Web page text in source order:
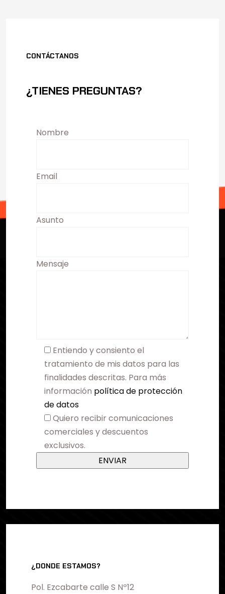
CONTÁCTANOS
¿TIENES PREGUNTAS?
Nombre
Email
Asunto
Mensaje
Entiendo y consiento el
tratamiento de mis datos para las
finalidades descritas. Para más
información política de protección
de datos
Quiero recibir comunicaciones
comerciales y descuentos
exclusivos.
¿DONDE ESTAMOS?
Pol. Ezcabarte calle S Nº12